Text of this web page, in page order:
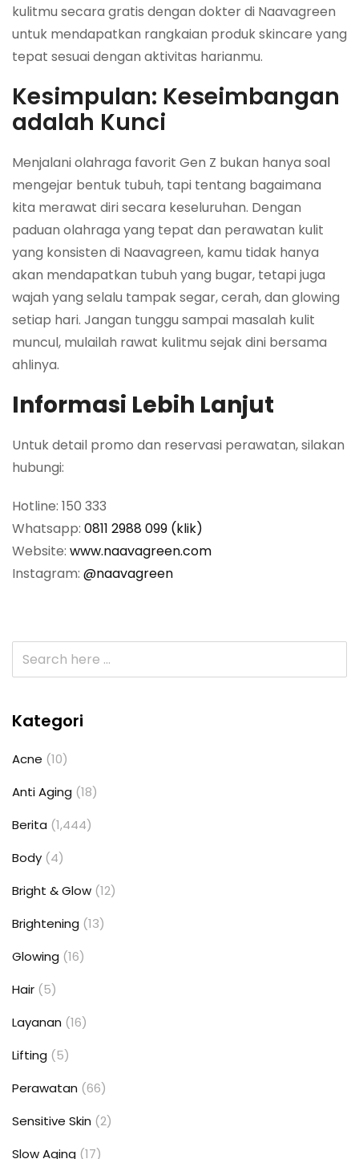
kulitmu secara gratis dengan dokter di Naavagreen
untuk mendapatkan rangkaian produk skincare yang
tepat sesuai dengan aktivitas harianmu.
Kesimpulan: Keseimbangan
adalah Kunci
Menjalani olahraga favorit Gen Z bukan hanya soal
mengejar bentuk tubuh, tapi tentang bagaimana
kita merawat diri secara keseluruhan. Dengan
paduan olahraga yang tepat dan perawatan kulit
yang konsisten di Naavagreen, kamu tidak hanya
akan mendapatkan tubuh yang bugar, tetapi juga
wajah yang selalu tampak segar, cerah, dan glowing
setiap hari. Jangan tunggu sampai masalah kulit
muncul, mulailah rawat kulitmu sejak dini bersama
ahlinya.
Informasi Lebih Lanjut
Untuk detail promo dan reservasi perawatan, silakan
hubungi:
Hotline: 150 333
Whatsapp: 0811 2988 099 (klik)
Website: www.naavagreen.com
Instagram: @naavagreen
Kategori
Acne (10)
Anti Aging (18)
Berita (1,444)
Body (4)
Bright & Glow (12)
Brightening (13)
Glowing (16)
Hair (5)
Layanan (16)
Lifting (5)
Perawatan (66)
Sensitive Skin (2)
Slow Aging (17)